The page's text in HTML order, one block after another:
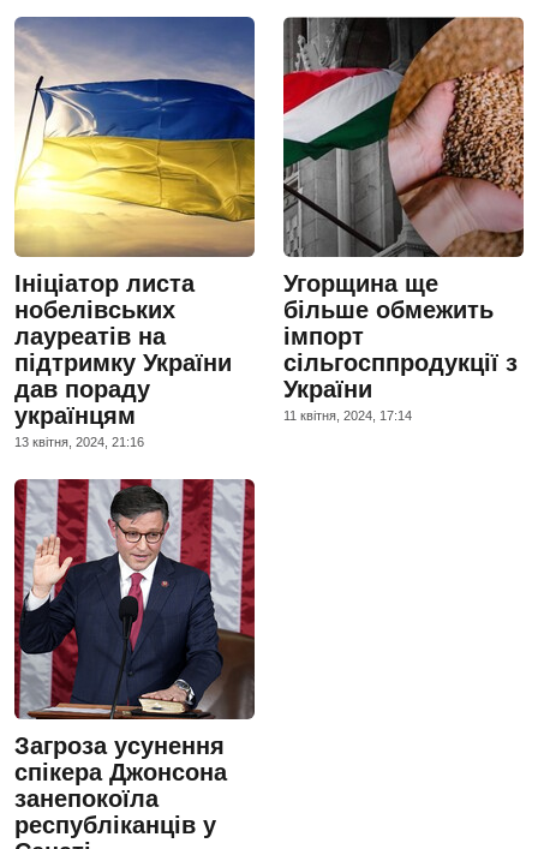
Ініціатор листа
нобелівських
лауреатів на
підтримку України
дав пораду
українцям
13 квiтня, 2024, 21:16
Угорщина ще
більше обмежить
імпорт
сільгосппродукції з
України
11 квiтня, 2024, 17:14
Загроза усунення
спікера Джонсона
занепокоїла
республіканців у